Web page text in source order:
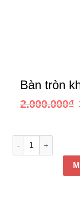
Bàn tròn
2.000.000₫
Bàn tròn khung